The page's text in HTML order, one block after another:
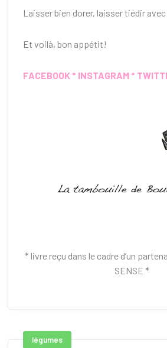
Laisser bien dorer, laisser tiédir avec
Et voilà, bon appétit!
FACEBOOK * INSTAGRAM *
* livre reçu dans le cadre d’un
SENSE *
légumes